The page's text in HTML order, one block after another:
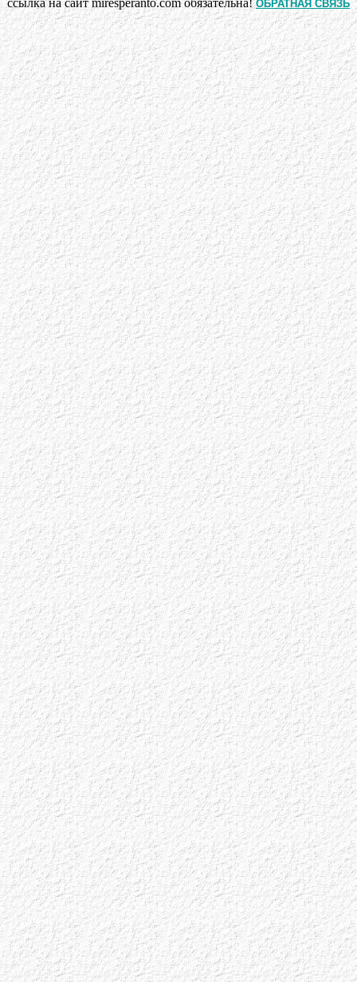
ссылка на сайт miresperanto.com обязательна!ОБРАТНАЯ СВЯЗЬ